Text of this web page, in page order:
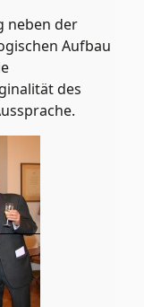
neben der
Aufbau
des